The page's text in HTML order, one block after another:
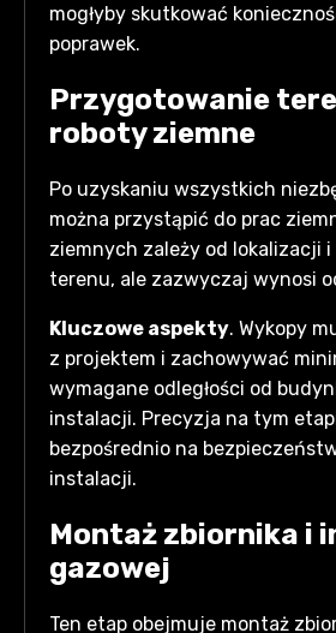
mogłyby skutkować
poprawek.
Przygotowanie
roboty ziemne
Po uzyskaniu wszystkich
można przystąpić do prac
ziemnych zależy od lokalizacji
terenu, ale zazwyczaj wynosi
Kluczowe aspekty. Wykopy
z projektem i zachowywać
wymagane odległości od
instalacji. Precyzja na tym
bezpośrednio na
instalacji.
Montaż zbiornika i
gazowej
Ten etap obejmuje montaż